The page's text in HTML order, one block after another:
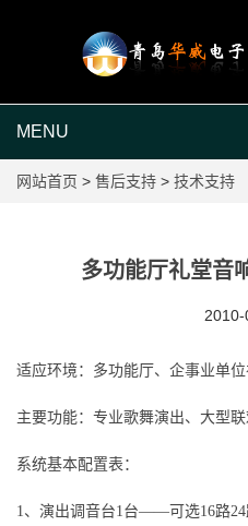
MENU
网站首页 > 售后支持 > 技术支持
多功能厅礼堂音
适应环境：多功能厅、企事业单位
主要功能：专业歌舞演出、大型联
系统基本配置表：
1、演出调音台1台——可选16路24